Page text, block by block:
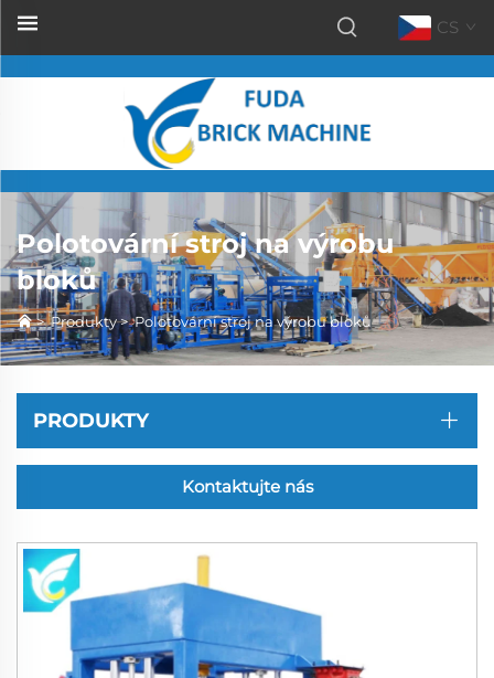
CS
Polotovární stroj na výrobu
bloků
>Produkty>Polotovární stroj na výrobu bloků
PRODUKTY
Kontaktujte nás